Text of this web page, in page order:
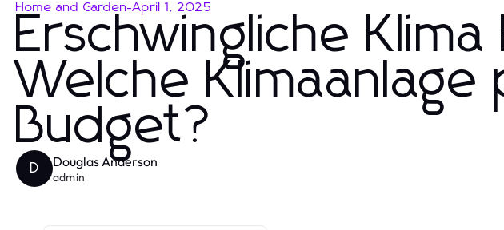
Home and Garden-April 1, 2025
Erschwingliche Klima
Welche Klimaanlage
Budget?
D Douglas Anderson
admin